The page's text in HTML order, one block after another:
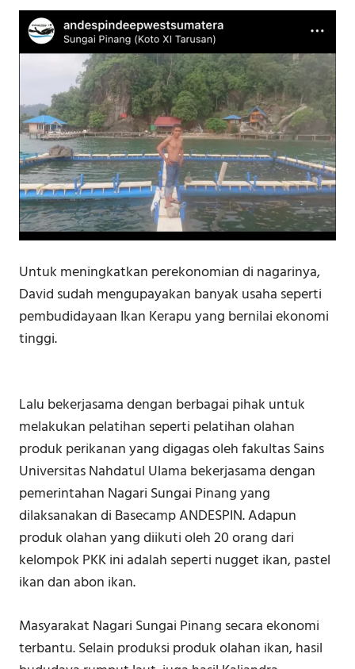
Untuk meningkatkan perekonomian di nagarinya,
David sudah mengupayakan banyak usaha seperti
pembudidayaan Ikan Kerapu yang bernilai ekonomi
tinggi.
Lalu bekerjasama dengan berbagai pihak untuk
melakukan pelatihan seperti pelatihan olahan
produk perikanan yang digagas oleh fakultas Sains
Universitas Nahdatul Ulama bekerjasama dengan
pemerintahan Nagari Sungai Pinang yang
dilaksanakan di Basecamp ANDESPIN. Adapun
produk olahan yang diikuti oleh 20 orang dari
kelompok PKK ini adalah seperti nugget ikan, pastel
ikan dan abon ikan.
Masyarakat Nagari Sungai Pinang secara ekonomi
terbantu. Selain produksi produk olahan ikan, hasil